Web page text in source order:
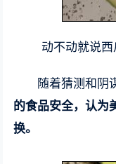
动不动就说
随着猜测和阴
的食品安全，认为
换。